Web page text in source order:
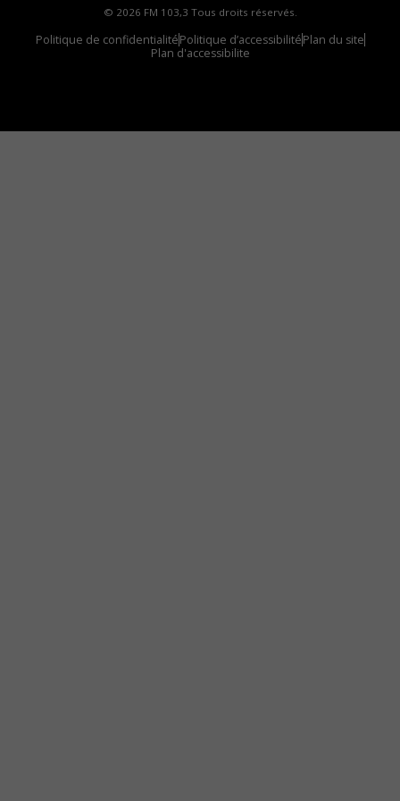
© 2026 FM 103,3 Tous droits réservés.
Politique de confidentialitéPolitique d’accessibilitéPlan du site
Plan d'accessibilite